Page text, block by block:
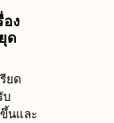
อง
ด
ยด
บ
นและ